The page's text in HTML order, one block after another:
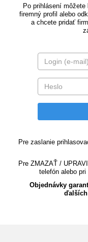
Po prihlásení
firemný profil alebo
a chcete pridať
Pre zaslanie
Pre ZMAZAŤ /
telefón alebo
Objednávky